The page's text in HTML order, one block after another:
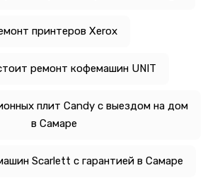
принтеров Xerox
ремонт кофемашин UNIT
плит Candy с выездом на дом
в Самаре
Scarlett с гарантией в Самаре